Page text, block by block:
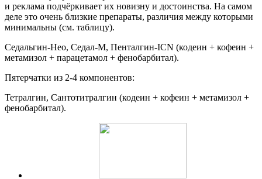
и реклама подчёркивает их новизну и достоинства. На самом
деле это очень близкие препараты, различия между которыми
минимальны (см. таблицу).
Седальгин-Нео, Седал-М, Пенталгин-ICN (кодеин + кофеин +
метамизол + парацетамол + фенобарбитал).
Пятерчатки из 2-4 компонентов:
Тетралгин, Сантотитралгин (кодеин + кофеин + метамизол +
фенобарбитал).